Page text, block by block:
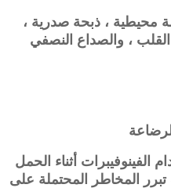
محيطية ، ذبحة صدرية ،
، والصداع النصفي
أثناء الحمل
تبرر المخاطر المحتملة على